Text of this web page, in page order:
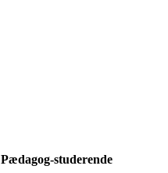
Pædagog-studerende